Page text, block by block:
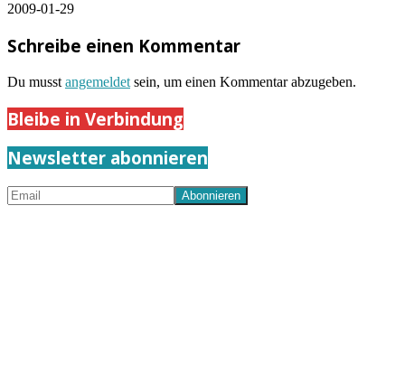
2009-01-29
Schreibe einen Kommentar
Du musst angemeldet sein, um einen Kommentar abzugeben.
Bleibe in Verbindung
Newsletter abonnieren